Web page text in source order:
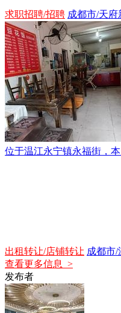
求职招聘/招聘 成都市/天府
位于温江永宁镇永福街，
出租转让/店铺转让 成都市/
查看更多信息 >
发布者